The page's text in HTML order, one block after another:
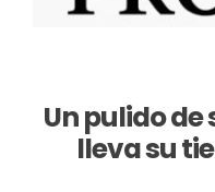
Un pulido
lleva su